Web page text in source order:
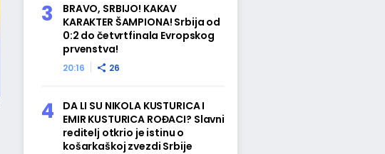
20:16 26
BRAVO, SRBIJO! KAKAV
KARAKTER ŠAMPIONA! Srbija od
0:2 do četvrtfinala Evropskog
prvenstva!
DA LI SU NIKOLA KUSTURICA I
EMIR KUSTURICA ROĐACI? Slavni
reditelj otkrio je istinu o
košarkaškoj zvezdi Srbije